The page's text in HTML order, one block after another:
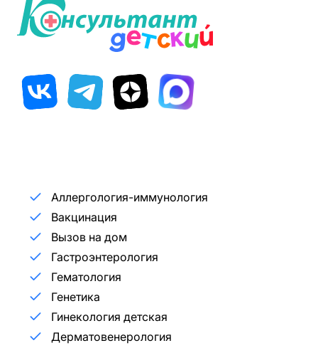
Аллергология-иммунология
Вакцинация
Вызов на дом
Гастроэнтерология
Гематология
Генетика
Гинекология детская
Дерматовенерология